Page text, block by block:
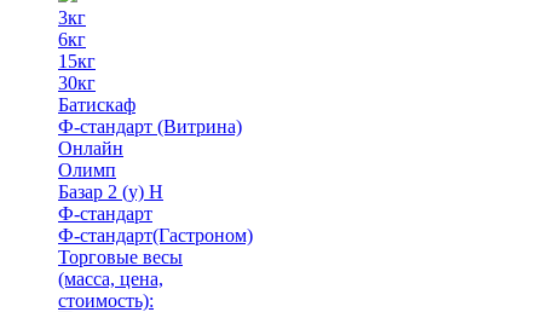
3кг
6кг
15кг
30кг
Батискаф
Ф-стандарт (Витрина)
Онлайн
Олимп
Базар 2 (у) Н
Ф-стандарт
Ф-стандарт(Гастроном)
Торговые весы
(масса, цена,
стоимость):